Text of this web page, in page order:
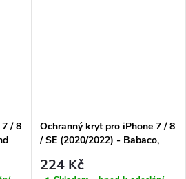
/ 8
Ochranný kryt pro iPhone 7 / 8
/ SE (2020/2022) - Babaco,
224 Kč